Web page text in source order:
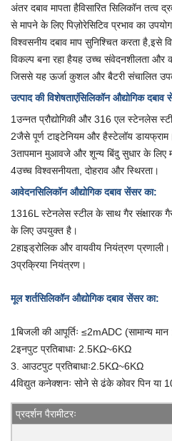
अंतर दबाव मापता हैविसारित सिलिकॉन
से मापने के लिए पिज़ोरेसिटिव प्रभाव का
विश्वसनीय दबाव माप सुनिश्चित करता है,इसे
विकल्प बना रहा हैयह उच्च संवेदनशीलता और
जिससे यह ऊर्जा कुशल और बैटरी संचालित
उत्पाद की विशेषताएंसिलिकॉन औद्योगिक दबाव
1उन्नत प्रौद्योगिकी और 316 एल स्टेनलेस
2जैसे पूर्ण टाइटेनियम और हैस्टेलॉय
3तापमान मुआवजे और शून्य बिंदु सुधार के लिए
4उच्च विश्वसनीयता, दोहराव और स्थिरता।
आवेदनसिलिकॉन औद्योगिक दबाव सेंसर का:
1316L स्टेनलेस स्टील के साथ गैर संक्षारक
के लिए उपयुक्त है।
2हाइड्रोलिक और वायवीय नियंत्रण प्रणाली।
3प्रक्रिया नियंत्रण।
मूल शर्तसिलिकॉन औद्योगिक दबाव सेंसर का:
1बिजली की आपूर्तिः ≤2mADC (सामान्य
2इनपुट प्रतिबाधाः 2.5KΩ~6KΩ
3. आउटपुट प्रतिबाधाः2.5KΩ~6KΩ
4विद्युत कनेक्शनः सोने से ढंके कोवर पिन या
प्रदर्शन पैरामीटरः